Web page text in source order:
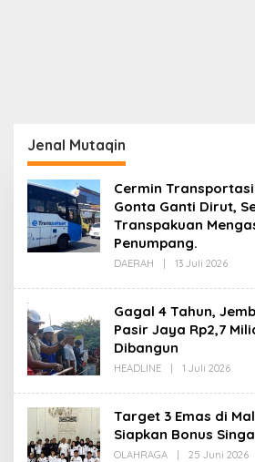
Jenal Mutaqin
Cermin
Gonta Ganti Dirut,
Transpakuan
Penumpang.
DAERAH 13 Juli 2026Oleh
Gagal 4 Tahun,
Pasir Jaya Rp2,7
Dibangun
HEADLINE 1 Juli 2026Oleh
Target 3 Emas di
Siapkan Bonus
OLAHRAGA 25 Juni 2026